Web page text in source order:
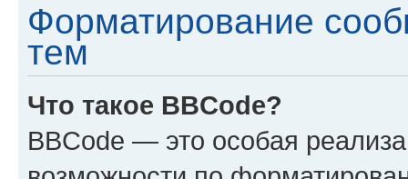
Форматирование
тем
Что такое BBCode?
BBCode — это особая